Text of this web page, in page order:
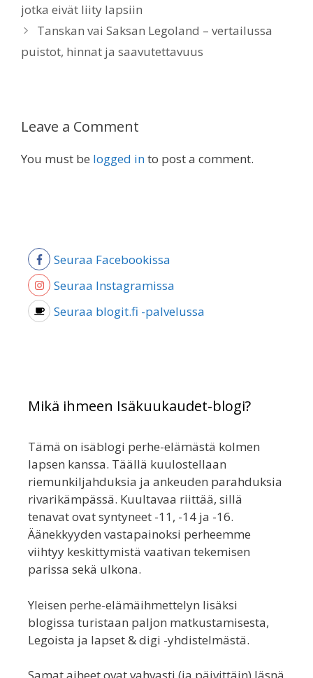
jotka eivät liity lapsiin
Tanskan vai Saksan Legoland – vertailussa
puistot, hinnat ja saavutettavuus
Leave a Comment
You must be logged into post a comment.
Seuraa Facebookissa
Seuraa Instagramissa
Seuraa blogit.fi -palvelussa
Mikä ihmeen Isäkuukaudet-blogi?
Tämä on isäblogi perhe-elämästä kolmen
lapsen kanssa. Täällä kuulostellaan
riemunkiljahduksia ja ankeuden parahduksia
rivarikämpässä. Kuultavaa riittää, sillä
tenavat ovat syntyneet -11, -14 ja -16.
Äänekkyyden vastapainoksi perheemme
viihtyy keskittymistä vaativan tekemisen
parissa sekä ulkona.
Yleisen perhe-elämäihmettelyn lisäksi
blogissa turistaan paljon matkustamisesta,
Legoista ja lapset & digi -yhdistelmästä.